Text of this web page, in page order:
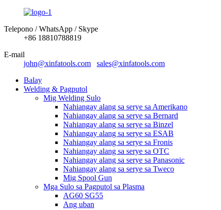
Telepono / WhatsApp / Skype
+86 18810788819
E-mail
john@xinfatools.com
sales@xinfatools.com
Balay
Welding & Pagputol
Mig Welding Sulo
Nahiangay alang sa serye sa Amerikano
Nahiangay alang sa serye sa Bernard
Nahiangay alang sa serye sa Binzel
Nahiangay alang sa serye sa ESAB
Nahiangay alang sa serye sa Fronis
Nahiangay alang sa serye sa OTC
Nahiangay alang sa serye sa Panasonic
Nahiangay alang sa serye sa Tweco
Mig Spool Gun
Mga Sulo sa Pagputol sa Plasma
AG60 SG55
Ang uban